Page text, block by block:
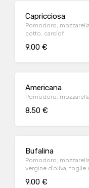
Capricciosa
Pomodoro,
cotto, carciofi
9.00 €
Americana
Pomodoro,
8.50 €
Bufalina
Pomodoro,
vergine d'oliva, foglie
9.00 €